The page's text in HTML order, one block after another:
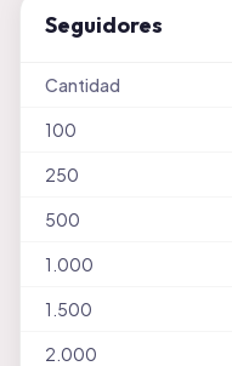
Seguidores
Cantidad
100
250
500
1.000
1.500
2.000